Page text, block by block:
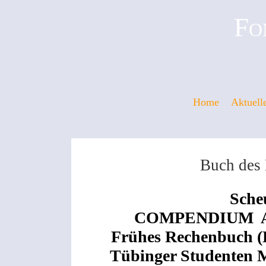
Home
Buch
COMPENDIUM
Frühes Rechenbuch
Tübinger Studenten